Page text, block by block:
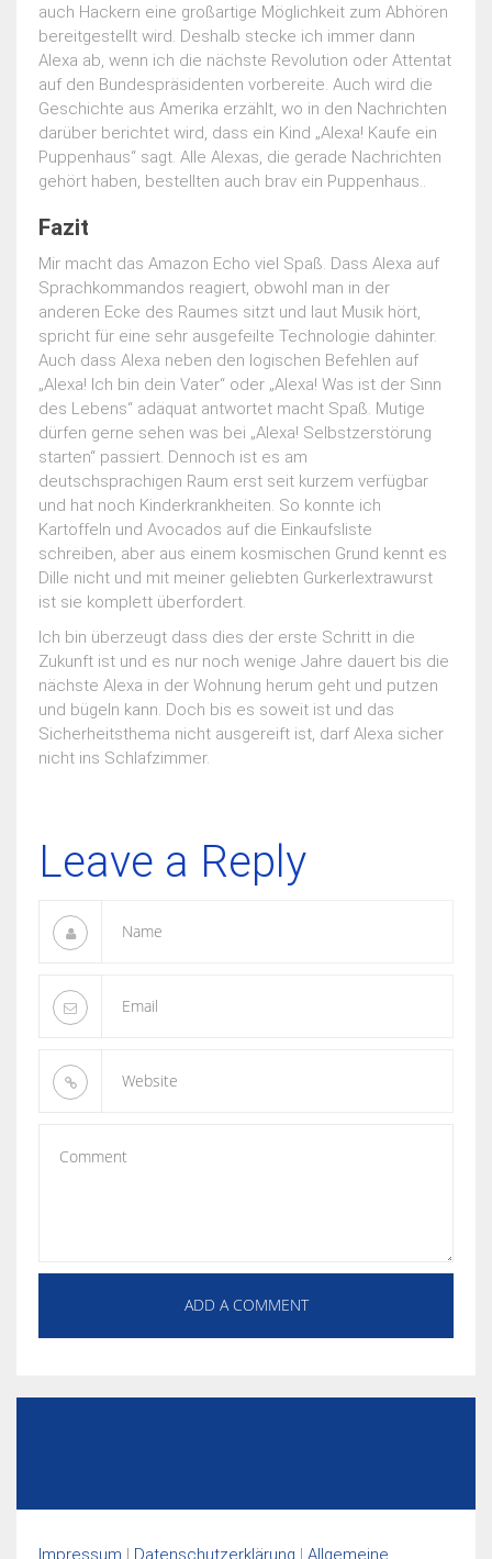
auch Hackern eine großartige Möglichkeit zum Abhören
bereitgestellt wird. Deshalb stecke ich immer dann
Alexa ab, wenn ich die nächste Revolution oder Attentat
auf den Bundespräsidenten vorbereite. Auch wird die
Geschichte aus Amerika erzählt, wo in den Nachrichten
darüber berichtet wird, dass ein Kind „Alexa! Kaufe ein
Puppenhaus“ sagt. Alle Alexas, die gerade Nachrichten
gehört haben, bestellten auch brav ein Puppenhaus..
Fazit
Mir macht das Amazon Echo viel Spaß. Dass Alexa auf
Sprachkommandos reagiert, obwohl man in der
anderen Ecke des Raumes sitzt und laut Musik hört,
spricht für eine sehr ausgefeilte Technologie dahinter.
Auch dass Alexa neben den logischen Befehlen auf
„Alexa! Ich bin dein Vater“ oder „Alexa! Was ist der Sinn
des Lebens“ adäquat antwortet macht Spaß. Mutige
dürfen gerne sehen was bei „Alexa! Selbstzerstörung
starten“ passiert. Dennoch ist es am
deutschsprachigen Raum erst seit kurzem verfügbar
und hat noch Kinderkrankheiten. So konnte ich
Kartoffeln und Avocados auf die Einkaufsliste
schreiben, aber aus einem kosmischen Grund kennt es
Dille nicht und mit meiner geliebten Gurkerlextrawurst
ist sie komplett überfordert.
Ich bin überzeugt dass dies der erste Schritt in die
Zukunft ist und es nur noch wenige Jahre dauert bis die
nächste Alexa in der Wohnung herum geht und putzen
und bügeln kann. Doch bis es soweit ist und das
Sicherheitsthema nicht ausgereift ist, darf Alexa sicher
nicht ins Schlafzimmer.
Leave a Reply
Impressum | Datenschutzerklärung | Allgemeine